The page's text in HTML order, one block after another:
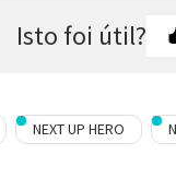
Isto foi útil?
NEXT UP HERO